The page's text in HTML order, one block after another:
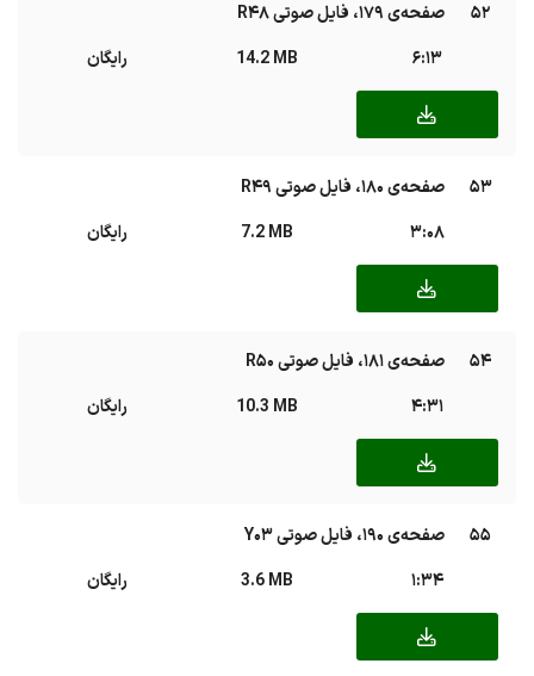
52
صفحه‌ی ۱۷۹، فایل صوتی R48
6:13
14.2 MB رایگان
53
صفحه‌ی ۱۸۰، فایل صوتی R49
3:08
7.2 MB رایگان
54
صفحه‌ی ۱۸۱، فایل صوتی R50
4:31
10.3 MB رایگان
55
صفحه‌ی ۱۹۰، فایل صوتی Y03
1:34
3.6 MB رایگان